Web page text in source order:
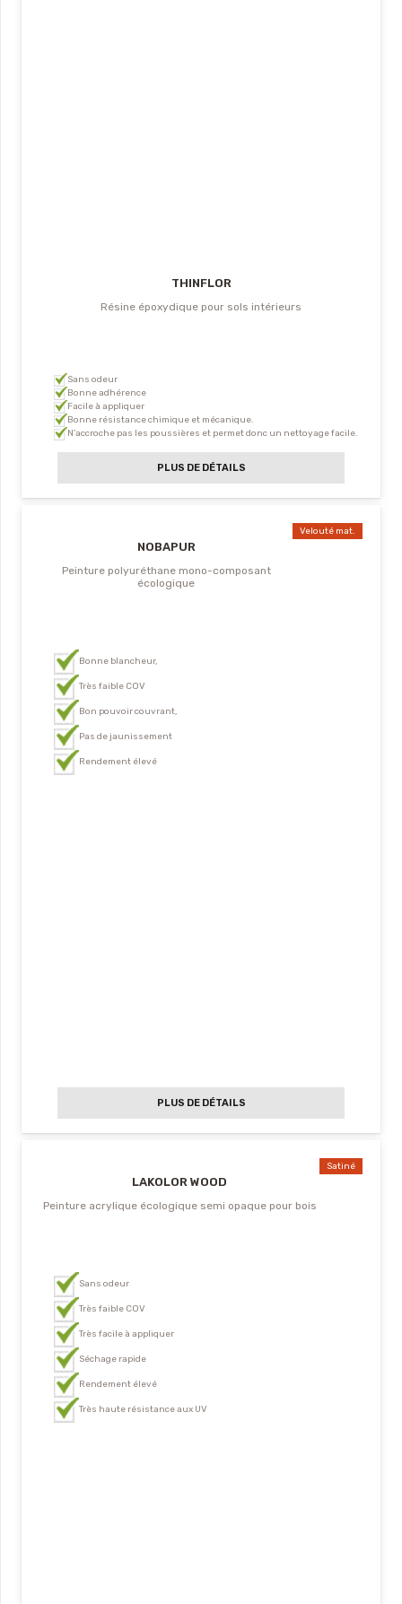
THINFLOR
Résine époxydique pour sols intérieurs
Sans odeur
Bonne adhérence
Facile à appliquer
Bonne résistance chimique et mécanique.
N’accroche pas les poussières et permet donc un nettoyage facile.
PLUS DE DÉTAILS
Velouté mat.
NOBAPUR
Peinture polyuréthane mono-composant
écologique
Bonne blancheur,
Très faible COV
Bon pouvoir couvrant,
Pas de jaunissement
Rendement élevé
PLUS DE DÉTAILS
Satiné
LAKOLOR WOOD
Peinture acrylique écologique semi opaque pour bois
Sans odeur
Très faible COV
Très facile à appliquer
Séchage rapide
Rendement élevé
Très haute résistance aux UV